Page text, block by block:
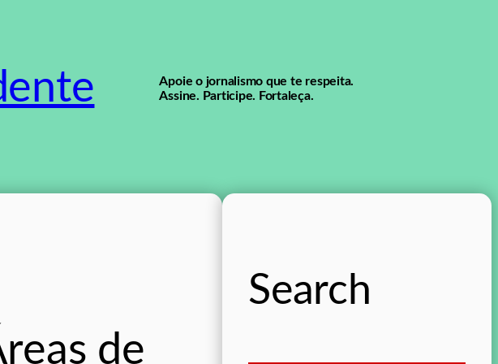
Apoie o jornalismo que te respeita.
Assine. Participe. Fortaleça.
de
Search